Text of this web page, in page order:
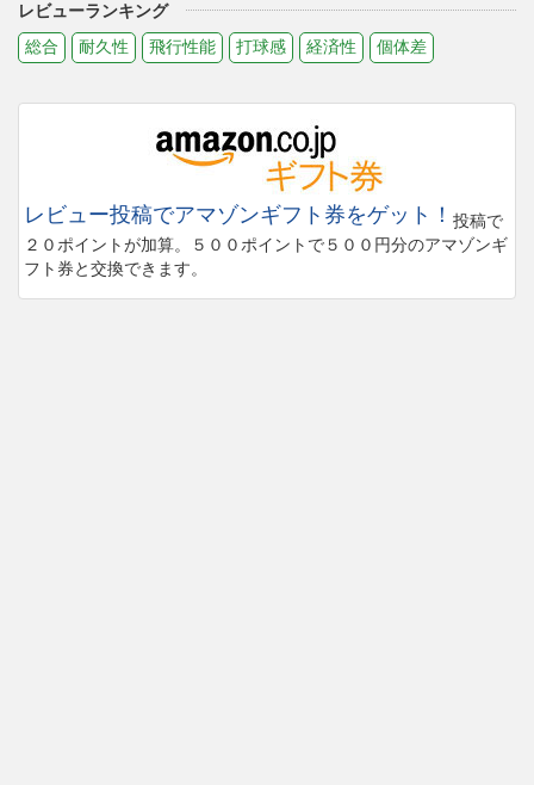
レビューランキング
総合
耐久性 飛行性能 打球感 経済性 個体差
レビュー投稿でアマゾンギフト券をゲット！ 投稿で
２０ポイントが加算。５００ポイントで５００円分のアマゾンギ
フト券と交換できます。